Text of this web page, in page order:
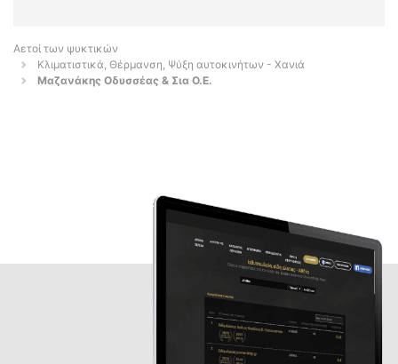
Αετοί των ψυκτικών
Κλιματιστικά, Θέρμανση, Ψύξη αυτοκινήτων - Χανιά
Μαζανάκης Οδυσσέας & Σια Ο.Ε.